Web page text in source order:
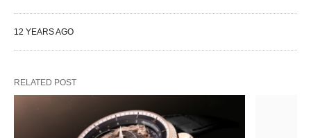
12 YEARS AGO
RELATED POST